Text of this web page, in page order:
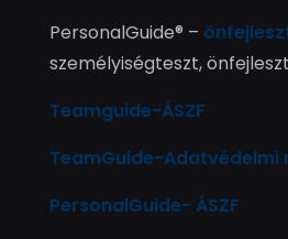
PersonalGuide® –
személyiségteszt,
Teamguide-ÁSZF
TeamGuide-Adatvédelmi
PersonalGuide- ÁSZF